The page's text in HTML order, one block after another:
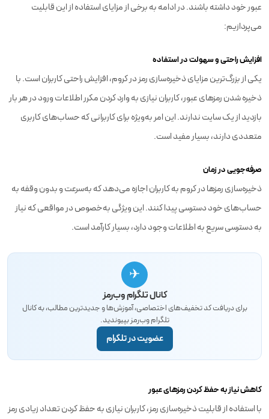
عبور خود داشته باشند. در ادامه به برخی از مزایای استفاده از این قابلیت
می‌پردازیم:
افزایش راحتی و سهولت در استفاده
یکی از بزرگ‌ترین مزایای ذخیره‌سازی رمز در کروم، افزایش راحتی کاربران است. با
ذخیره شدن رمزهای عبور، کاربران نیازی به وارد کردن مکرر اطلاعات ورود در هر بار
بازدید از یک سایت ندارند. این امر به‌ویژه برای کاربرانی که حساب‌های کاربری
متعددی دارند، بسیار مفید است.
صرفه‌جویی در زمان
ذخیره‌سازی رمزها در کروم به کاربران اجازه می‌دهد که به‌سرعت و بدون وقفه به
حساب‌های خود دسترسی پیدا کنند. این ویژگی به‌خصوص در مواقعی که نیاز
به دسترسی سریع به اطلاعات وجود دارد، بسیار کارآمد است.
✈
کانال تلگرام وب‌رمز
برای دریافت کد تخفیف‌های اختصاصی، آموزش‌ها و جدیدترین مطالب، به کانال
تلگرام وب‌رمز بپیوندید.
عضویت در تلگرام
کاهش نیاز به حفظ کردن رمزهای عبور
با استفاده از قابلیت ذخیره‌سازی رمز، کاربران نیازی به حفظ کردن تعداد زیادی رمز